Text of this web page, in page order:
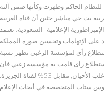
للنظام الحاكم وظهرت وكأنها ضمن آلته
عربية بث حي مباشر حثين أن قناة العربية
الإعلامية" السعودية، تعتمد
على الإتهامات وتحسين صورة المملكة
نتائج استطلاع رأي لمؤسسة الزغبي تظهر نسبة
سنة 2008 بحسب استطلاع راى قامت به مؤسسة زغبي فان
9% يتابعون العربية كمصدر أول للأخبار في أغلب الأحيان, مقابل 53% لقناة الجزيرة.
ستات المتخصصة في أبحاث الإعلام